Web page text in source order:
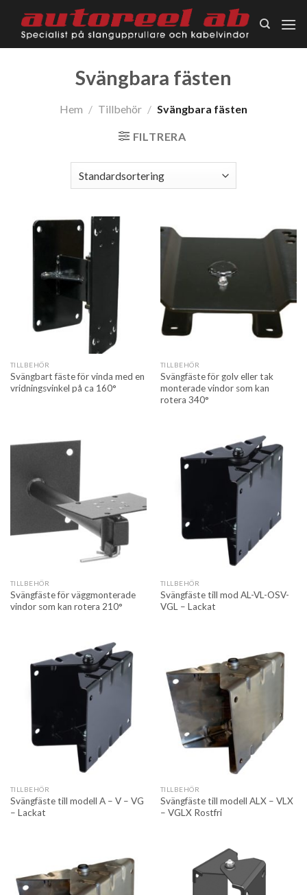
content
Svängbara fästen
Hem / Tillbehör / Svängbara fästen
FILTRERA
TILLBEHÖR
Svängbart fäste för vinda med en
vridningsvinkel på ca 160°
TILLBEHÖR
Svängfäste för golv eller tak
monterade vindor som kan
rotera 340°
TILLBEHÖR
Svängfäste för väggmonterade
vindor som kan rotera 210°
TILLBEHÖR
Svängfäste till mod AL-VL-OSV-
VGL – Lackat
TILLBEHÖR
Svängfäste till modell A – V – VG
– Lackat
TILLBEHÖR
Svängfäste till modell ALX – VLX
– VGLX Rostfri